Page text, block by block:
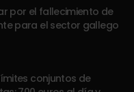
por el fallecimiento de
para el sector gallego
conjuntos de